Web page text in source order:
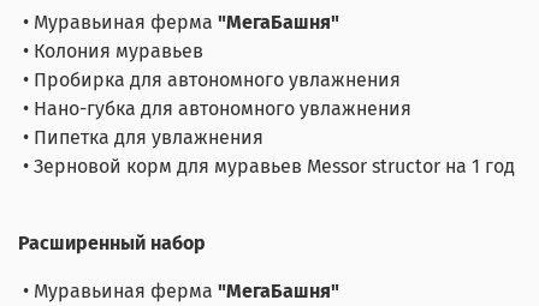
• Муравьиная ферма "МегаБашня"
• Колония муравьев
• Пробирка для автономного увлажнения
• Нано-губка для автономного увлажнения
• Пипетка для увлажнения
• Зерновой корм для муравьев Messor structor на 1 год
Расширенный набор
• Муравьиная ферма "МегаБашня"